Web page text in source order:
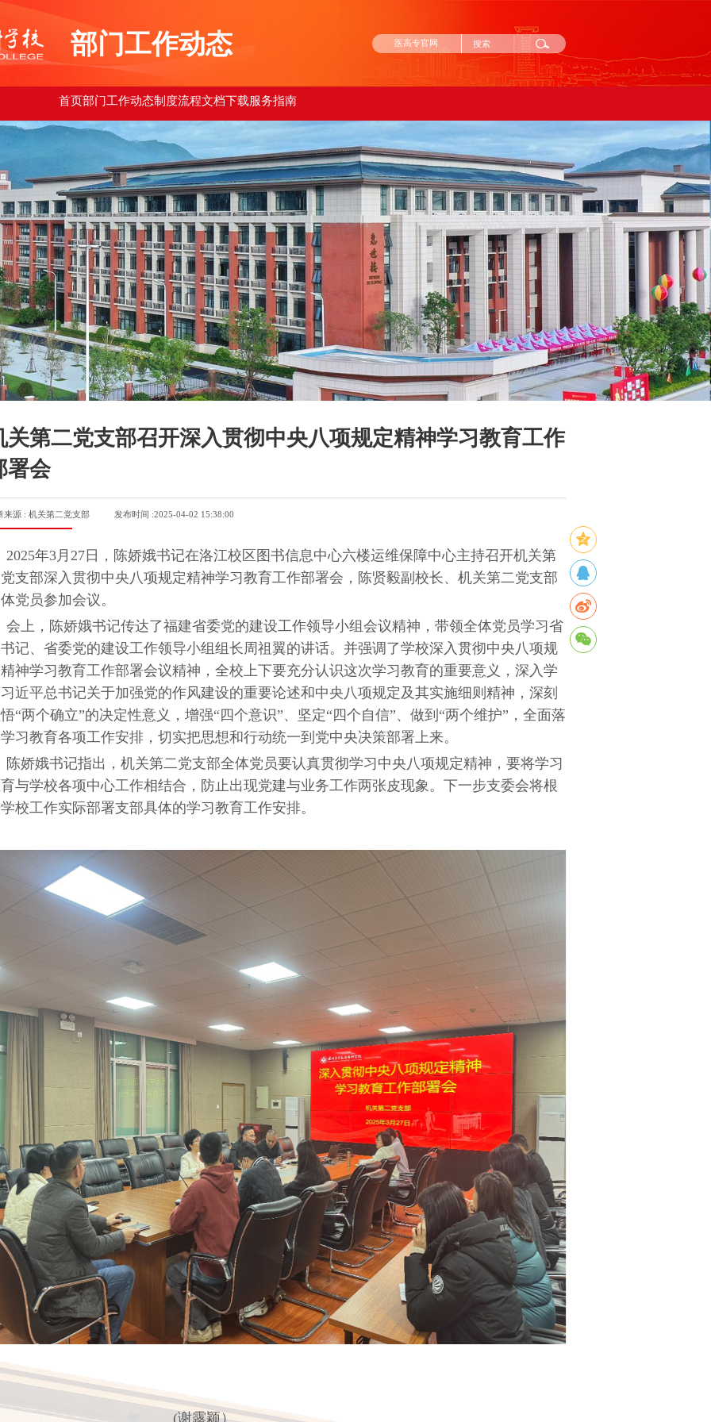
部门工作动态 医高专官网
首页部门工作动态制度流程文档下载服务指南
关第二党支部召开深入贯彻中央八项规定精神学习教育工作
署会
来源 : 机关第二党支部 发布时间 :2025-04-02 15:38:00
2025年3月27日，陈娇娥书记在洛江校区图书信息中心六楼运维保障中心主持召开机关第
支部深入贯彻中央八项规定精神学习教育工作部署会，陈贤毅副校长、机关第二党支部
党员参加会议。
会上，陈娇娥书记传达了福建省委党的建设工作领导小组会议精神，带领全体党员学习省
记、省委党的建设工作领导小组组长周祖翼的讲话。并强调了学校深入贯彻中央八项规
神学习教育工作部署会议精神，全校上下要充分认识这次学习教育的重要意义，深入学
近平总书记关于加强党的作风建设的重要论述和中央八项规定及其实施细则精神，深刻
“两个确立”的决定性意义，增强“四个意识”、坚定“四个自信”、做到“两个维护”，全面落
习教育各项工作安排，切实把思想和行动统一到党中央决策部署上来。
陈娇娥书记指出，机关第二党支部全体党员要认真贯彻学习中央八项规定精神，要将学习
与学校各项中心工作相结合，防止出现党建与业务工作两张皮现象。下一步支委会将根
校工作实际部署支部具体的学习教育工作安排。
(谢露颖）